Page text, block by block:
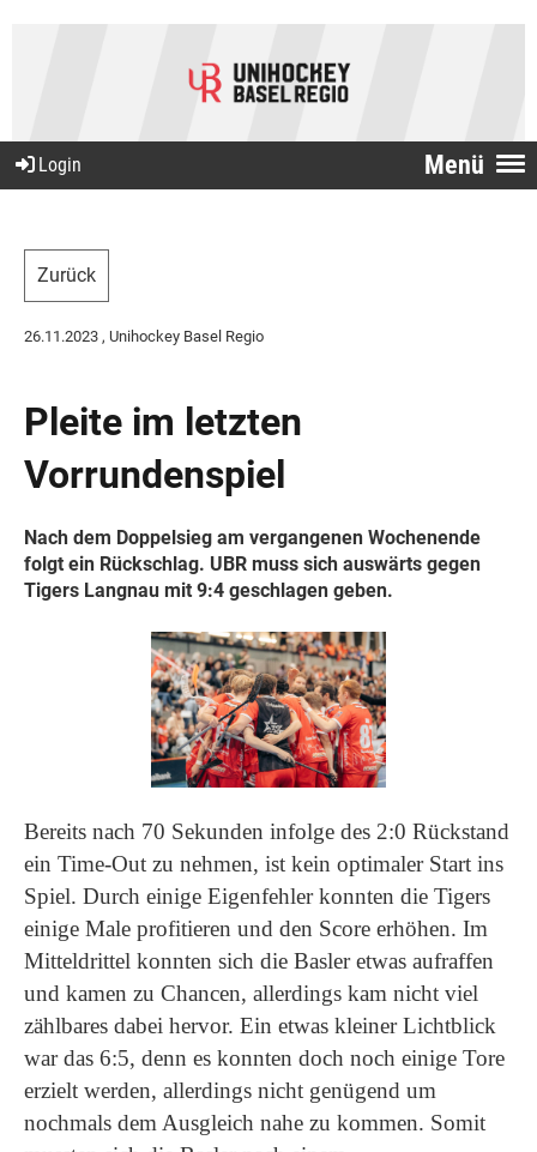
Menü
Login
Zurück
26.11.2023 , Unihockey Basel Regio
Pleite im letzten
Vorrundenspiel
Nach dem Doppelsieg am vergangenen Wochenende
folgt ein Rückschlag. UBR muss sich auswärts gegen
Tigers Langnau mit 9:4 geschlagen geben.
Bereits nach 70 Sekunden infolge des 2:0 Rückstand
ein Time-Out zu nehmen, ist kein optimaler Start ins
Spiel. Durch einige Eigenfehler konnten die Tigers
einige Male profitieren und den Score erhöhen. Im
Mitteldrittel konnten sich die Basler etwas aufraffen
und kamen zu Chancen, allerdings kam nicht viel
zählbares dabei hervor. Ein etwas kleiner Lichtblick
war das 6:5, denn es konnten doch noch einige Tore
erzielt werden, allerdings nicht genügend um
nochmals dem Ausgleich nahe zu kommen. Somit